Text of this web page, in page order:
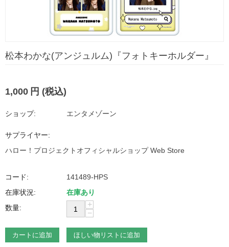
松本わかな(アンジュルム)『フォトキーホルダー』
1,000 円 (税込)
ショップ: エンタメゾーン
サプライヤー:
ハロー！プロジェクトオフィシャルショップ Web Store
コード:
141489-HPS
在庫状況:
在庫あり
数量:
+
−
カートに追加 ほしい物リストに追加